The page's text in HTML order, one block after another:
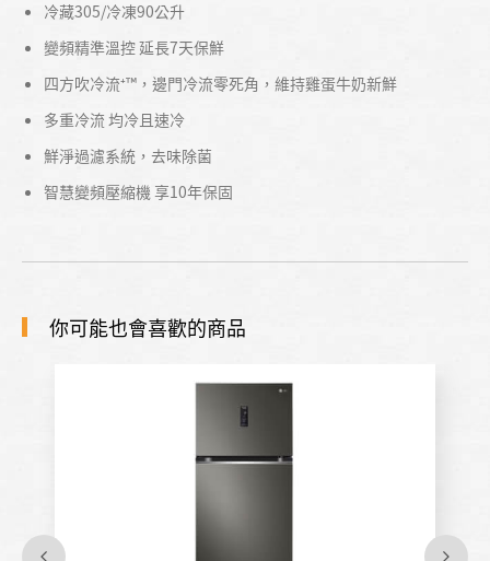
冷藏305/冷凍90公升
變頻精準溫控 延長7天保鮮
四方吹冷流⁺™，邊門冷流零死角，維持雞蛋牛奶新鮮
多重冷流 均冷且速冷
鮮淨過濾系統，去味除菌
智慧變頻壓縮機 享10年保固
你可能也會喜歡的商品